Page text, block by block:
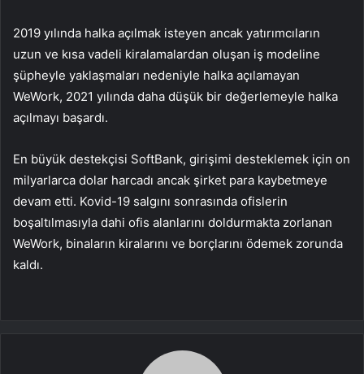
2019 yılında halka açılmak isteyen ancak yatırımcıların
uzun ve kısa vadeli kiralamalardan oluşan iş modeline
şüpheyle yaklaşmaları nedeniyle halka açılamayan
WeWork, 2021 yılında daha düşük bir değerlemeyle halka
açılmayı başardı.
En büyük destekçisi SoftBank, girişimi desteklemek için on
milyarlarca dolar harcadı ancak şirket para kaybetmeye
devam etti. Kovid-19 salgını sonrasında ofislerin
boşaltılmasıyla dahi ofis alanlarını doldurmakta zorlanan
WeWork, binaların kiralarını ve borçlarını ödemek zorunda
kaldı.